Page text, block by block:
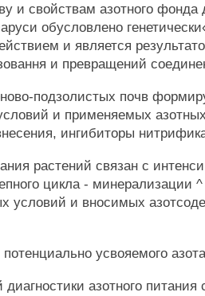
и свойствам азотного фонда
обусловлено
и является
и превращений
подзолистых почв
и применяемых
ингибиторы
растений связан с
цикла - минерализации
условий и вносимых
усвояемого
азотного питания